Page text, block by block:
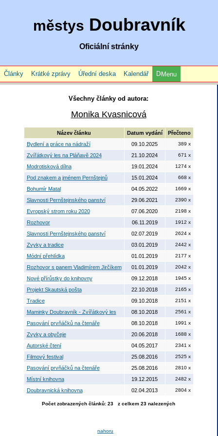
městys Doubravník
Oficiální stránky
Články Krátké zprávy Úřední deska Kalendář Menu
Všechny články od autora:
Monika Kvasnicová
Název článku Datum vydání
Přečteno
Bydlení a práce na nádraží
09.10.2025 389 x
Zvířátkový les na Pláňavě 2024 21.10.2024 671 x
Modrotisková dílna 19.01.2024 1274 x
Pod znakem a jménem Pernštejnů 15.01.2024 668 x
Bohumír Matal 04.05.2022 1669 x
Slavnosti Pernštejnského panství 29.06.2021 2390 x
Evropský strom roku 2020 07.06.2020 2198 x
Rozhovor 06.11.2019 1912 x
Slavnosti Pernštejnského panství 02.07.2019 2624 x
Zvyky a tradice 03.01.2019 2442 x
Módní přehlídka 01.01.2019 2177 x
Rozhovor s panem Vladimírem Jirčíkem 01.01.2019 2042 x
Nové přírůstky do knihovny 09.12.2018 1945 x
Projekt Skautská pošta 22.10.2018 2165 x
Tradice 09.10.2018 2151 x
Maminky Doubravník - Zvířátkový les 08.10.2018 2561 x
Pasování prvňáčků na čtenáře 08.10.2018 1991 x
Zvyky a obyčeje 20.06.2018 1688 x
Autorské čtení 04.05.2017 2341 x
Filmový festival 25.08.2016 2525 x
Pasování prvňáčků na čtenáře 25.08.2016 2810 x
Místní knihovna 19.12.2015 2482 x
Doubravnická knihovna 02.04.2013 2804 x
Počet zobrazených článků: 23 z celkem 23 nalezených
nahoru